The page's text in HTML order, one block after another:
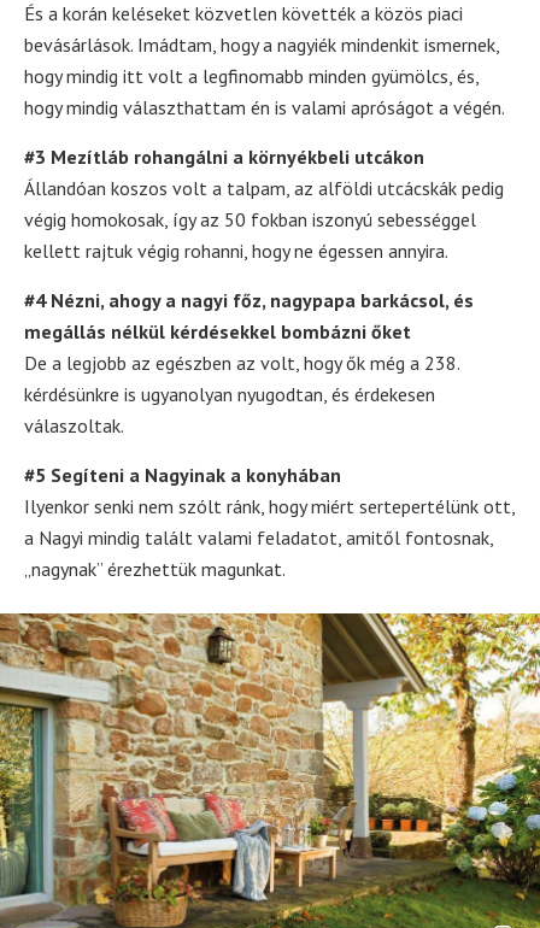
És a korán keléseket közvetlen követték a közös piaci
bevásárlások. Imádtam, hogy a nagyiék mindenkit ismernek,
hogy mindig itt volt a legfinomabb minden gyümölcs, és,
hogy mindig választhattam én is valami apróságot a végén.
#3 Mezítláb rohangálni a környékbeli utcákon
Állandóan koszos volt a talpam, az alföldi utcácskák pedig
végig homokosak, így az 50 fokban iszonyú sebességgel
kellett rajtuk végig rohanni, hogy ne égessen annyira.
#4 Nézni, ahogy a nagyi főz, nagypapa barkácsol, és
megállás nélkül kérdésekkel bombázni őket
De a legjobb az egészben az volt, hogy ők még a 238.
kérdésünkre is ugyanolyan nyugodtan, és érdekesen
válaszoltak.
#5 Segíteni a Nagyinak a konyhában
Ilyenkor senki nem szólt ránk, hogy miért sertepertélünk ott,
a Nagyi mindig talált valami feladatot, amitől fontosnak,
„nagynak” érezhettük magunkat.